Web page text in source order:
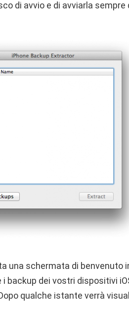
di avvio e di avviarla
una schermata di benvenuto
dei vostri dispositivi
qualche istante verrà